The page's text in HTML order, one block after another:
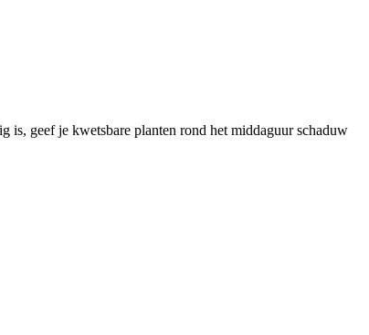
geef je kwetsbare planten rond het middaguur schaduw